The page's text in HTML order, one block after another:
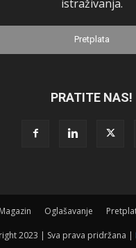
istraživanja.
Pretplata
PRATITE NAS!
Magazin Oglašavanje
2023 | Sva prava pridržana |